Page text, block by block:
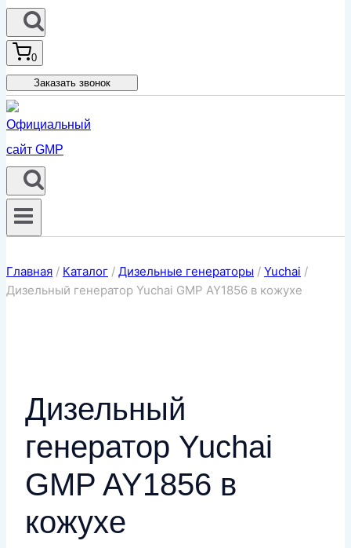
0
Заказать звонок
Главная / Каталог / Дизельные генераторы / Yuchai /
Дизельный генератор Yuchai GMP AY1856 в кожухе
Дизельный
генератор Yuchai
GMP AY1856 в
кожухе